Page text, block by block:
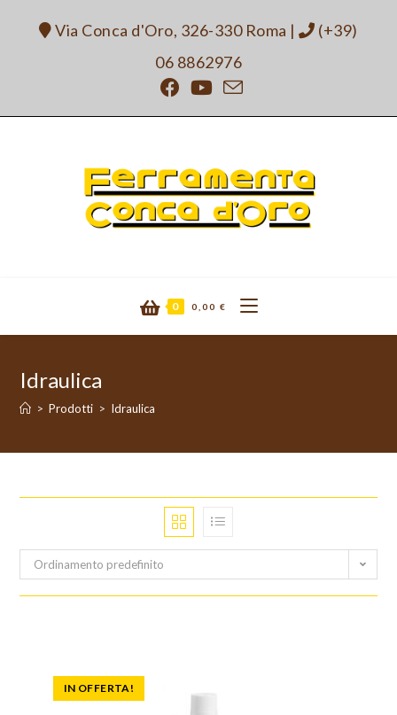
Via Conca d'Oro, 326-330 Roma |
(+39)
06 8862976
0 0,00 €
Idraulica
> Prodotti > Idraulica
Ordinamento predefinito
IN OFFERTA!